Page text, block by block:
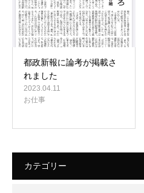
都政新報に論考が掲載さ
れました
2023.04.11
お仕事
カテゴリー